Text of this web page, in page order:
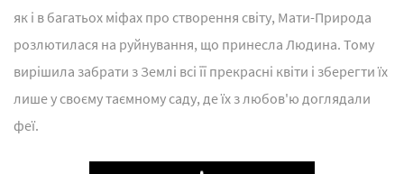
як і в багатьох міфах про створення світу, Мати-Природа
розлютилася на руйнування, що принесла Людина. Тому
вирішила забрати з Землі всі її прекрасні квіти і зберегти їх
лише у своєму таємному саду, де їх з любов'ю доглядали
феї.